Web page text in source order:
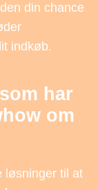
din chance
indkøb.
har
om
løsninger til at